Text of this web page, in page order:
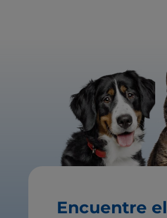
Encuentre el